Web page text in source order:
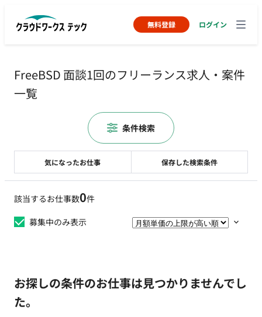
無料登録 ログイン
FreeBSD 面談1回のフリーランス求人・案件
一覧
該当するお仕事数0件
募集中のみ表示
お探しの条件のお仕事は見つかりませんでし
た。
気になったお仕事 保存した検索条件
条件検索